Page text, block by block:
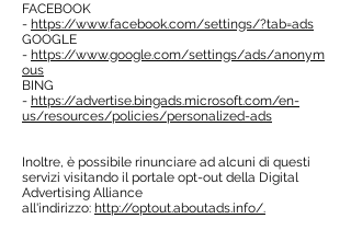
FACEBOOK
- https://www.facebook.com/settings/?tab=ads
GOOGLE
- https://www.google.com/settings/ads/anonym
ous
BING
- https://advertise.bingads.microsoft.com/en-
us/resources/policies/personalized-ads
Inoltre, è possibile rinunciare ad alcuni di questi
servizi visitando il portale opt-out della Digital
Advertising Alliance
all'indirizzo: http://optout.aboutads.info/.